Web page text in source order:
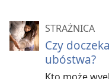
STRAŻNICA
Czy
ubóstwa?